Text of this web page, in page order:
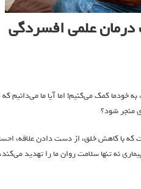
درمان علمی افسردگی
خودما کمک می‌کنیم! اما آیا ما می‌دانیم
منجر شود؟
که با کاهش خلق، از دست دادن علاقه،
نه تنها سلامت روان ما را تهدید